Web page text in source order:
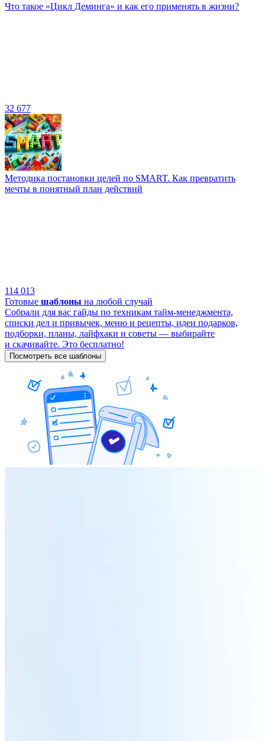
Что такое «Цикл Деминга» и как его применять в жизни?
32 677
Методика постановки целей по SMART. Как превратить
мечты в понятный план действий
114 013
Готовые шаблоны на любой случай
Собрали для вас гайды по техникам тайм-менеджмента,
списки дел и привычек, меню и рецепты, идеи подарков,
подборки, планы, лайфхаки и советы — выбирайте
и скачивайте. Это бесплатно!
Посмотреть все шаблоны